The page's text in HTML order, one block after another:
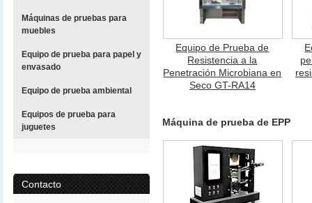
Máquinas de pruebas para
muebles
Equipo de prueba para papel y
envasado
Equipo de prueba ambiental
Equipos de prueba para
juguetes
Contacto
Equipo de Prueba de
Resistencia a la
Penetración Microbiana en
Seco GT-RA14
Máquina de prueba de EPP